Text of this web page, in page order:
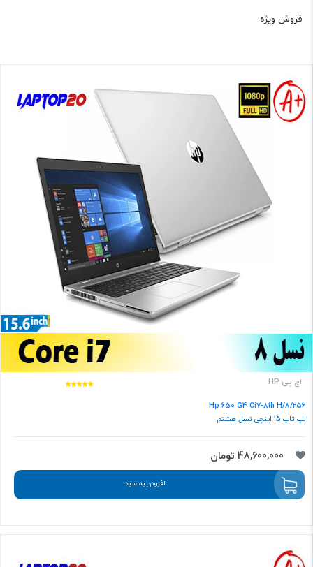
فروش ویژه
اچ پی HP
Hp 650 G4 Ci7-8th H/8/256
لپ تاپ 15 اینچی نسل هشتم
48,600,000 تومان
افزودن به سبد